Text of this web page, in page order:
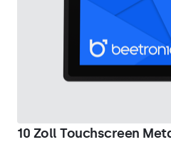
10 Zoll Touchscreen